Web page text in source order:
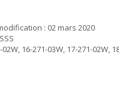
: 02 mars 2020
16-271-03W, 17-271-02W,